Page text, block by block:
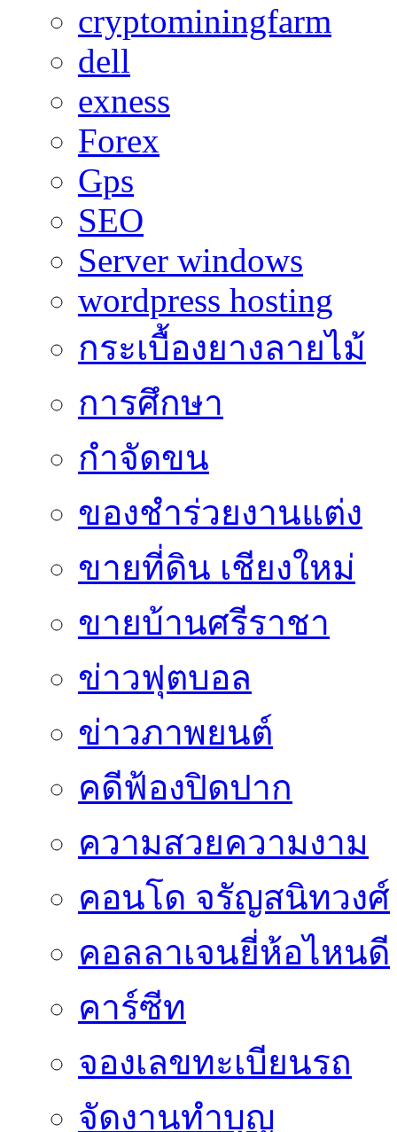
cryptominingfarm
dell
exness
Forex
Gps
SEO
Server windows
wordpress hosting
กระเบื้องยางลายไม้
การศึกษา
กำจัดขน
ของชำร่วยงานแต่ง
ขายที่ดิน เชียงใหม่
ขายบ้านศรีราชา
ข่าวฟุตบอล
ข่าวภาพยนต์
คดีฟ้องปิดปาก
ความสวยความงาม
คอนโด จรัญสนิทวงศ์
คอลลาเจนยี่ห้อไหนดี
คาร์ซีท
จองเลขทะเบียนรถ
จัดงานทำบุญ